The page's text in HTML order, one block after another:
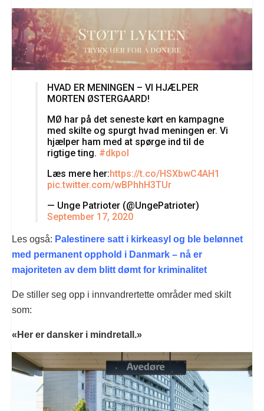
HVAD ER MENINGEN – VI HJÆLPER
MORTEN ØSTERGAARD!
MØ har på det seneste kørt en kampagne
med skilte og spurgt hvad meningen er. Vi
hjælper ham med at spørge ind til de
rigtige ting. #dkpol
Læs mere her:https://t.co/HSXbwC4AH1
pic.twitter.com/wBPhhH3TUr
— Unge Patrioter (@UngePatrioter)
September 17, 2020
Les også: Palestinere satt i kirkeasyl og ble belønnet
med permanent opphold i Danmark – nå er
majoriteten av dem blitt dømt for kriminalitet
De stiller seg opp i innvandrertette områder med skilt
som:
«Her er dansker i mindretall.»